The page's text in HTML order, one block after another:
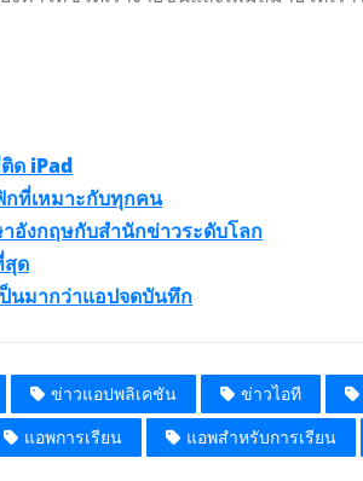
ด iPad
กที่เหมาะกับทุกคน
อังกฤษกับสำนักข่าวระดับโลก
สุด
นมากว่าแอปจดบันทึก
ข่าวแอปพลิเคชัน ข่าวไอที
แอพการเรียน แอพสำหรับการเรียน